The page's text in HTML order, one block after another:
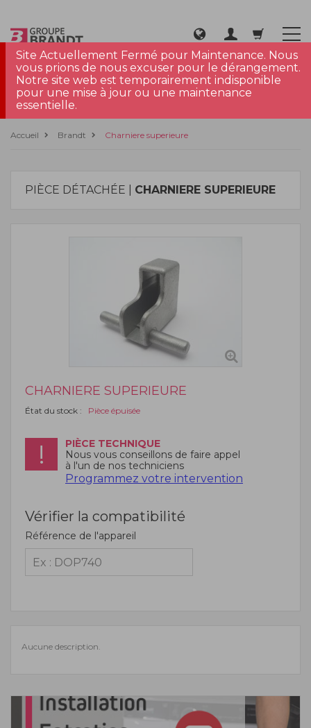
Site Actuellement Fermé pour Maintenance. Nous
vous prions de nous excuser pour le dérangement.
Notre site web est temporairement indisponible
pour une mise à jour ou une maintenance
essentielle.
Accueil Brandt Charniere superieure
PIÈCE DÉTACHÉE | CHARNIERE SUPERIEURE
CHARNIERE SUPERIEURE
État du stock : Pièce épuisée
PIÈCE TECHNIQUE
Nous vous conseillons de faire appel
à l'un de nos techniciens
Programmez votre intervention
Vérifier la compatibilité
Référence de l'appareil
Aucune description.